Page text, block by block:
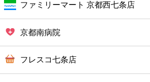
公共
ファミリーマート 京都西七条店
京都南病院
フレスコ七条店